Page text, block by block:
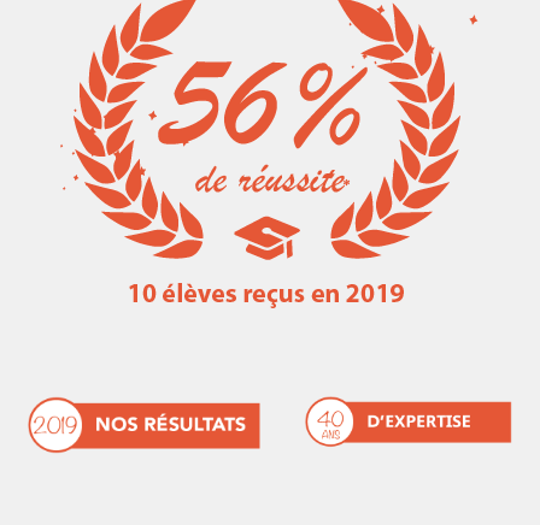
Résultats concours ENSM 2016-2017
Résultat concours ENSM 2017-2018
Liens utiles
Ressources mathématiques